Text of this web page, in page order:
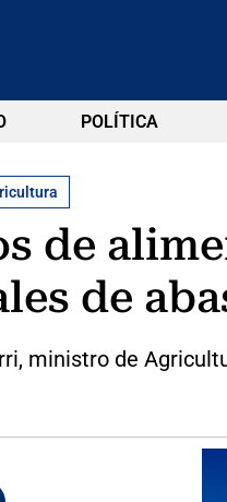
POLÍTICA
de
de
ministro de